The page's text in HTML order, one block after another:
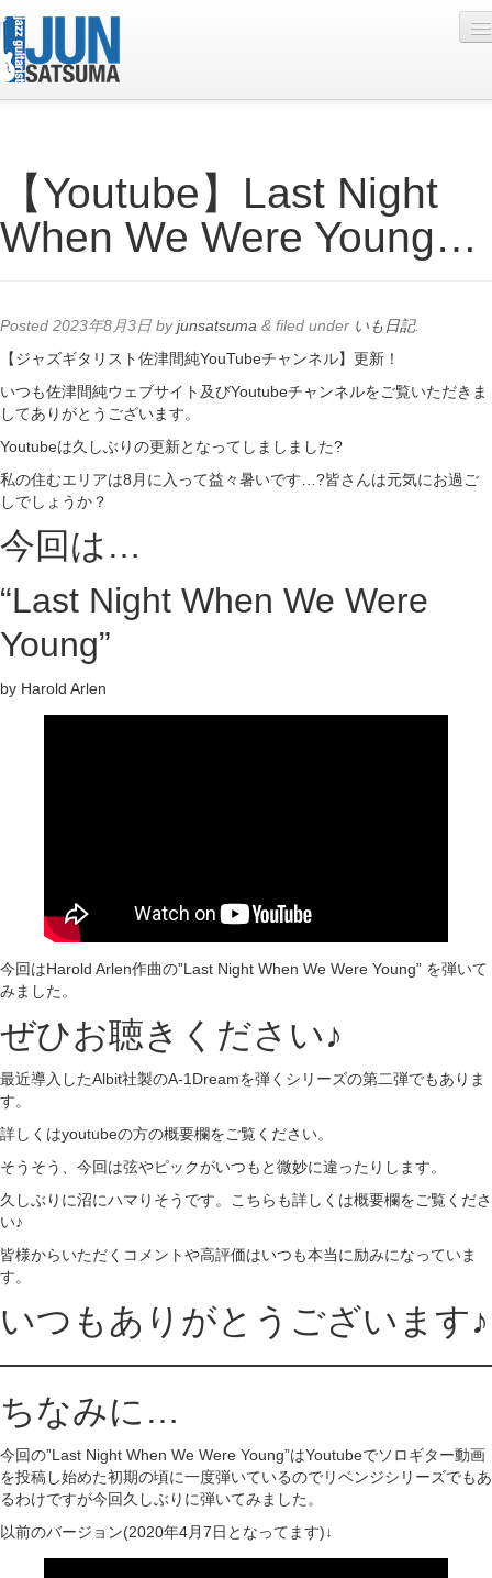
Live Schedule
Discography
Contact
YouTube
Online Lesson
【Youtube】Last Night
When We Were Young…
Posted 2023年8月3日 byjunsatsuma & filed under いも日記.
【ジャズギタリスト佐津間純YouTubeチャンネル】更新！
いつも佐津間純ウェブサイト及びYoutubeチャンネルをご覧いただきま
してありがとうございます。
Youtubeは久しぶりの更新となってしましました?
私の住むエリアは8月に入って益々暑いです…?皆さんは元気にお過ご
しでしょうか？
今回は…
“Last Night When We Were
Young”
by Harold Arlen
今回はHarold Arlen作曲の”Last Night When We Were Young” を弾いて
みました。
ぜひお聴きください♪
最近導入したAlbit社製のA-1Dreamを弾くシリーズの第二弾でもありま
す。
詳しくはyoutubeの方の概要欄をご覧ください。
そうそう、今回は弦やピックがいつもと微妙に違ったりします。
久しぶりに沼にハマりそうです。こちらも詳しくは概要欄をご覧くださ
い♪
皆様からいただくコメントや高評価はいつも本当に励みになっていま
す。
いつもありがとうございます♪
ちなみに…
今回の”Last Night When We Were Young”はYoutubeでソロギター動画
を投稿し始めた初期の頃に一度弾いているのでリベンジシリーズでもあ
るわけですが今回久しぶりに弾いてみました。
以前のバージョン(2020年4月7日となってます)↓